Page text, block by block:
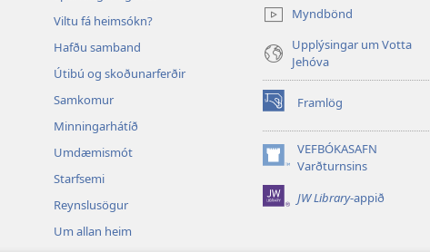
Viltu fá heimsókn?
Hafðu samband
Útibú og skoðunarferðir
Samkomur
Minningarhátíð
Umdæmismót
Starfsemi
Reynslusögur
Um allan heim
í
nýjum
glugga)
Myndbönd
Upplýsingar um Votta
Jehóva
Framlög
(opnast
í
nýjum
glugga)
VEFBÓKASAFN
Varðturnsins
(opnast
í
nýjumJW Library-appið